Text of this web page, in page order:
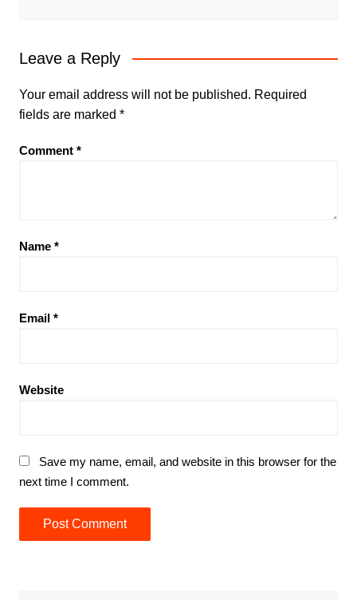
Leave a Reply
Your email address will not be published. Required
fields are marked *
Comment *
Name *
Email *
Website
Save my name, email, and website in this browser for the
next time I comment.